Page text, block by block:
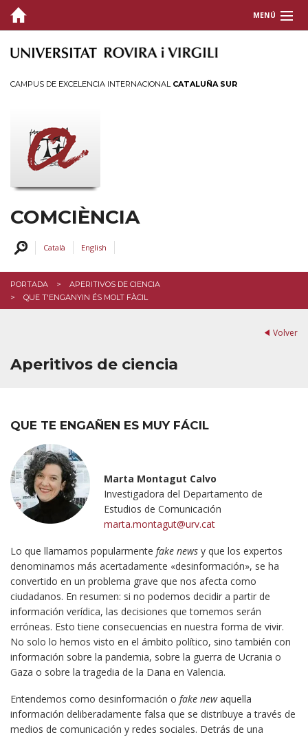
MENÚ
QUIÉNES SOMOS
FORMACIÓN Y APOYO
CONTACTO
CAMPUS DE EXCELENCIA INTERNACIONAL CATALUÑA SUR
COMCIÈNCIA
Català English
PORTADA
APERITIVOS DE CIENCIA
QUE T'ENGANYIN ÉS MOLT FÀCIL
Volver
Aperitivos de ciencia
QUE TE ENGAÑEN ES MUY FÁCIL
Marta Montagut Calvo
Investigadora del Departamento de
Estudios de Comunicación
marta.montagut@urv.cat
Lo que llamamos popularmente fake news y que los expertos
denominamos más acertadamente «desinformación», se ha
convertido en un problema grave que nos afecta como
ciudadanos. En resumen: si no podemos decidir a partir de
información verídica, las decisiones que tomemos serán
erróneas. Esto tiene consecuencias en nuestra forma de vivir.
No solo lo hemos visto en el ámbito político, sino también con
información sobre la pandemia, sobre la guerra de Ucrania o
Gaza o sobre la tragedia de la Dana en Valencia.
Entendemos como desinformación o fake newaquella
información deliberadamente falsa que se distribuye a través de
medios de comunicación y redes sociales. Detrás de una